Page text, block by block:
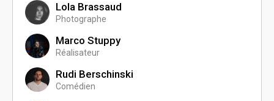
Lola Brassaud
Photographe
Marco Stuppy
Réalisateur
Rudi Berschinski
Comédien